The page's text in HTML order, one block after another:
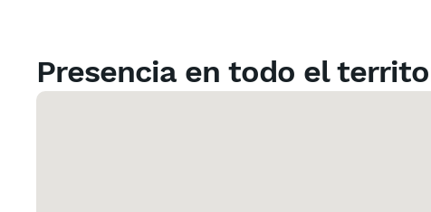
Presencia en todo el